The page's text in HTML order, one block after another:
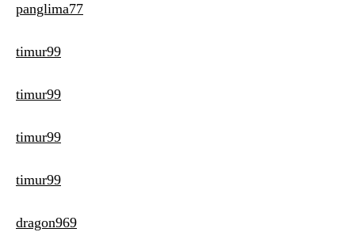
panglima77
timur99
timur99
timur99
timur99
dragon969